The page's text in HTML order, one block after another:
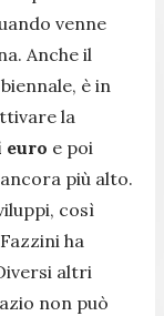
venne
Anche il
è in
la
euro e poi
più alto.
così
ha
altri
non può